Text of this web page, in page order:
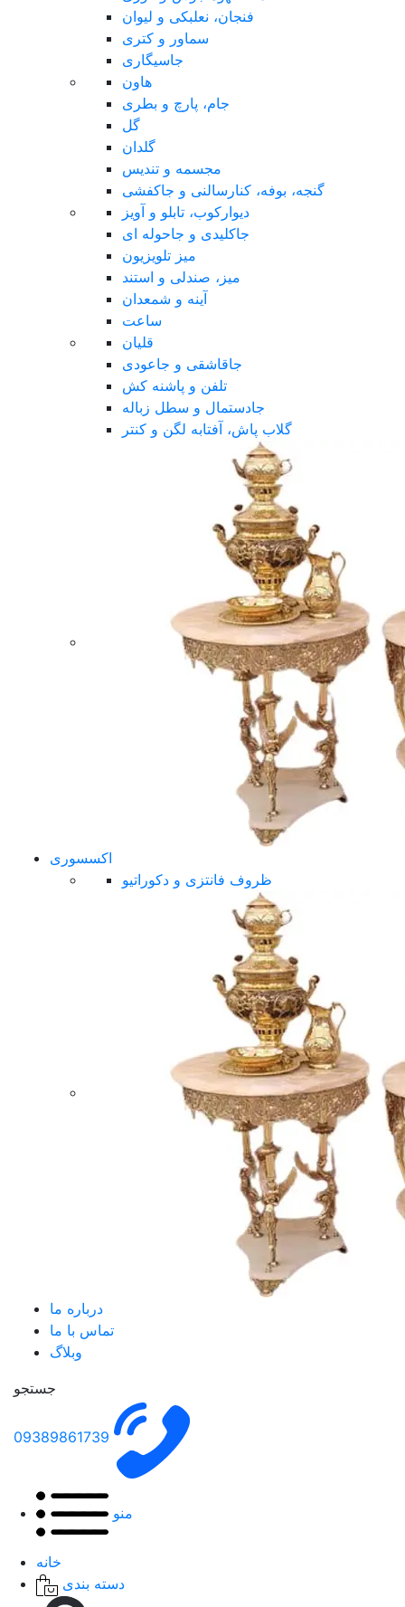
فنجان، نعلبکی و لیوان
سماور و کتری
جاسیگاری
هاون
جام، پارچ و بطری
گل
گلدان
مجسمه و تندیس
گنجه، بوفه، کنارسالنی و جاکفشی
دیوارکوب، تابلو و آویز
جاکلیدی و جاحوله ای
میز تلویزیون
میز، صندلی و استند
آینه و شمعدان
ساعت
قلیان
جاقاشقی و جاعودی
تلفن و پاشنه کش
جادستمال و سطل زباله
گلاب پاش، آفتابه لگن و کنتر
اکسسوری
ظروف فانتزی و دکوراتیو
درباره ما
تماس با ما
وبلاگ
جستجو
09389861739
منو
خانه
دسته بندی